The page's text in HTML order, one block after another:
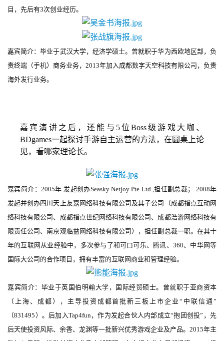
创
游
业
界
机
游
戏
目，先后有3次创业经历。
嘉宾简介：毕业于武汉大学，经济学硕士。曾就职于华为西欧地区部，负
责终端（手机）商务业务，2013年加入成都数字天空科技有限公司，负责
海外发行业务。
嘉宾演讲之后，还能与5位Boss级游戏大咖、
BDgames一起探讨手游自主运营的方法，在圆桌上论
见，看哪家理论长。
嘉宾简介： 2005年 发起创办Seasky Netjoy Pte Ltd.,担任副总裁； 2008年
发起并创办四川天上友嘉网络科技有限公司及其子公司（成都指点互动网
络科技有限公司、成都指点世纪网络科技有限公司、成都浩游网络科技有
限责任公司、南京观临益网络科技有限公司），担任副总裁一职。在其十
年的互联网从业经验中，多次参与了和可口可乐、腾讯、360、中华网等
国际大公司的合作项目，拥有丰富的互联网商业和管理经验。
嘉宾简介：毕业于英国伯明翰大学，国际经贸硕士。曾就职于亚商资本
（上海、成都），主导投资成都首批新三板上市企业“中联信通”
（831495）。后加入Tap4fun，作为发起合伙人内部成立“抱团创投”，先
后天使投资风际、余香、龙渊等一批新兴优秀游戏企业及产品。2015年主